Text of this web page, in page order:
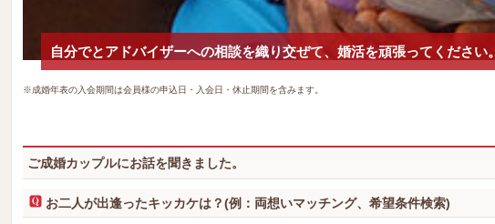
自分でとアドバイザーへの相談を織り交ぜて、婚活を頑張ってください。
※成婚年表の入会期間は会員様の申込日・入会日・休止期間を含みます。
ご成婚カップルにお話を聞きました。
お二人が出逢ったキッカケは？(例：両想いマッチング、希望条件検索)